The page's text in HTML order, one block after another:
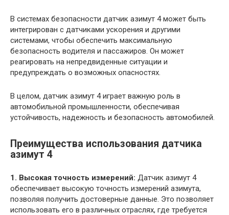
В системах безопасности датчик азимут 4 может быть
интегрирован с датчиками ускорения и другими
системами, чтобы обеспечить максимальную
безопасность водителя и пассажиров. Он может
реагировать на непредвиденные ситуации и
предупреждать о возможных опасностях.
В целом, датчик азимут 4 играет важную роль в
автомобильной промышленности, обеспечивая
устойчивость, надежность и безопасность автомобилей.
Преимущества использования датчика
азимут 4
1. Высокая точность измерений: Датчик азимут 4
обеспечивает высокую точность измерений азимута,
позволяя получить достоверные данные. Это позволяет
использовать его в различных отраслях, где требуется